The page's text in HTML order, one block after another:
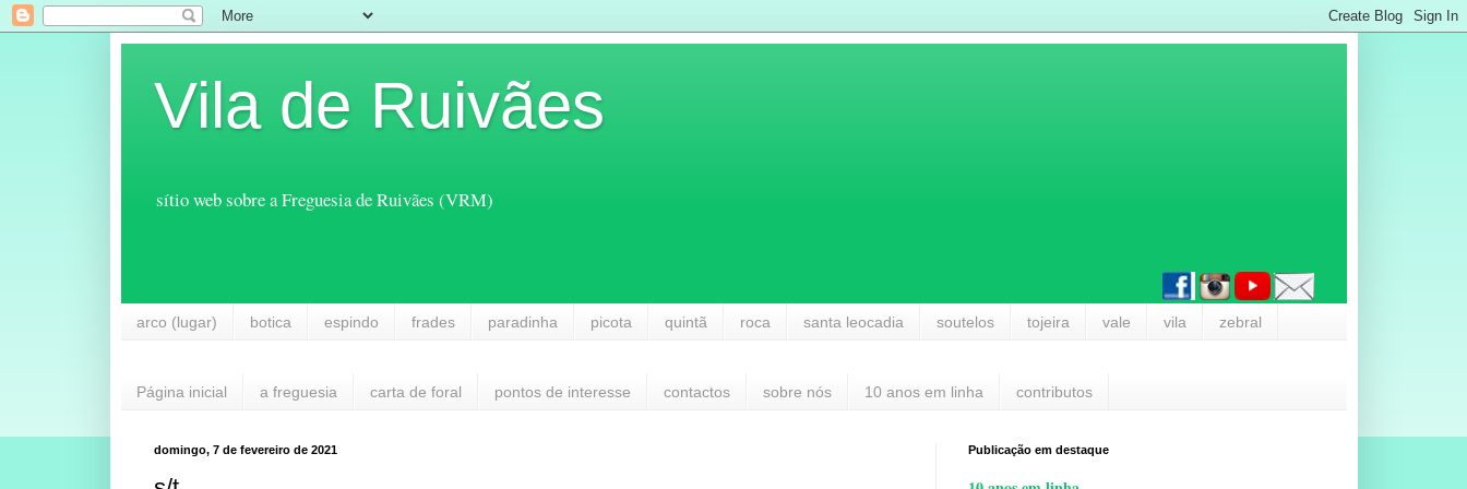
Vila de Ruivães
sítio web sobre a Freguesia de Ruivães (VRM)
arco (lugar) botica espindo frades paradinha picota quintã roca santa leocadia soutelos tojeira vale vila zebral
Página inicial a freguesia carta de foral pontos de interesse contactos sobre nós 10 anos em linha contributos
domingo, 7 de fevereiro de 2021 Publicação em destaque